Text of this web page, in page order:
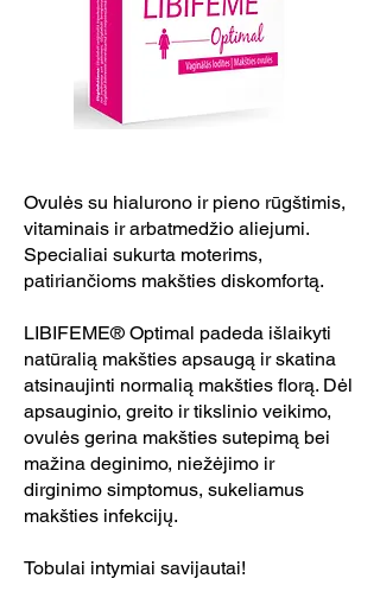
Ovulės su hialurono ir pieno rūgštimis,
vitaminais ir arbatmedžio aliejumi.
Specialiai sukurta moterims,
patiriančioms makšties diskomfortą.
LIBIFEME® Optimal padeda išlaikyti
natūralią makšties apsaugą ir skatina
atsinaujinti normalią makšties florą. Dėl
apsauginio, greito ir tikslinio veikimo,
ovulės gerina makšties sutepimą bei
mažina deginimo, niežėjimo ir
dirginimo simptomus, sukeliamus
makšties infekcijų.
Tobulai intymiai savijautai!